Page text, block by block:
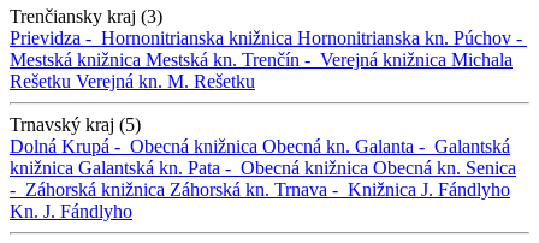
Trenčiansky kraj (3)
Prievidza - Hornonitrianska knižnica Hornonitrianska kn. Púchov -
Mestská knižnica Mestská kn. Trenčín - Verejná knižnica Michala
Rešetku Verejná kn. M. Rešetku
Trnavský kraj (5)
Dolná Krupá - Obecná knižnica Obecná kn. Galanta - Galantská
knižnica Galantská kn. Pata - Obecná knižnica Obecná kn. Senica
- Záhorská knižnica Záhorská kn. Trnava - Knižnica J. Fándlyho
Kn. J. Fándlyho